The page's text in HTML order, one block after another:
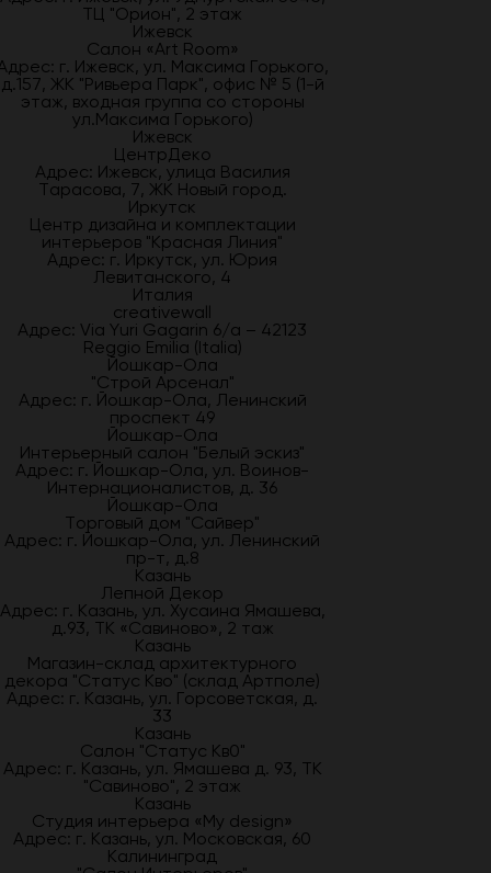
ТЦ "Орион", 2 этаж
Ижевск
Салон «Art Room»
г. Ижевск, ул. Максима Горького,
д.157, ЖК "Ривьера Парк", офис № 5 (1-й
этаж, входная группа со стороны
ул.Максима Горького)
Ижевск
ЦентрДеко
Адрес: Ижевск, улица Василия
Тарасова, 7, ЖК Новый город.
Иркутск
Центр дизайна и комплектации
интерьеров "Красная Линия"
Адрес: г. Иркутск, ул. Юрия
Левитанского, 4
Италия
creativewall
Адрес: Via Yuri Gagarin 6/a – 42123
Reggio Emilia (Italia)
Йошкар-Ола
"Строй Арсенал"
Адрес: г. Йошкар-Ола, Ленинский
проспект 49
Йошкар-Ола
Интерьерный салон "Белый эскиз"
Адрес: г. Йошкар-Ола, ул. Воинов-
Интернационалистов, д. 36
Йошкар-Ола
Торговый дом "Сайвер"
Адрес: г. Йошкар-Ола, ул. Ленинский
пр-т, д.8
Казань
Лепной Декор
Адрес: г. Казань, ул. Хусаина Ямашева,
д.93, ТК «Савиново», 2 таж
Казань
Магазин-склад архитектурного
декора "Статус Кво" (склад Артполе)
Адрес: г. Казань, ул. Горсоветская, д.
33
Казань
Салон "Статус Кв0"
Адрес: г. Казань, ул. Ямашева д. 93, ТК
"Савиново", 2 этаж
Казань
Студия интерьера «My design»
Адрес: г. Казань, ул. Московская, 60
Калининград